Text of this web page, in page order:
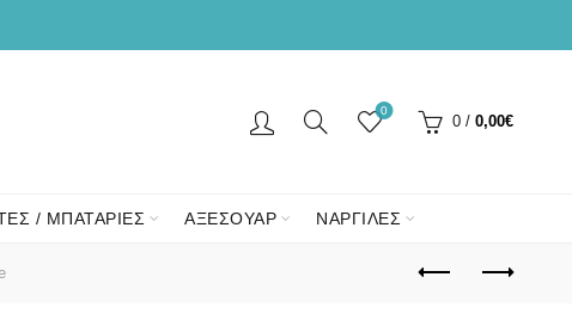
0
0 / 0,00€
/ ΜΠΑΤΑΡΙΕΣ ΑΞΕΣΟΥΑΡ ΝΑΡΓΙΛΕΣ